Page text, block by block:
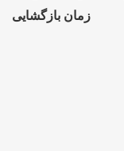
زمان بازگشایی